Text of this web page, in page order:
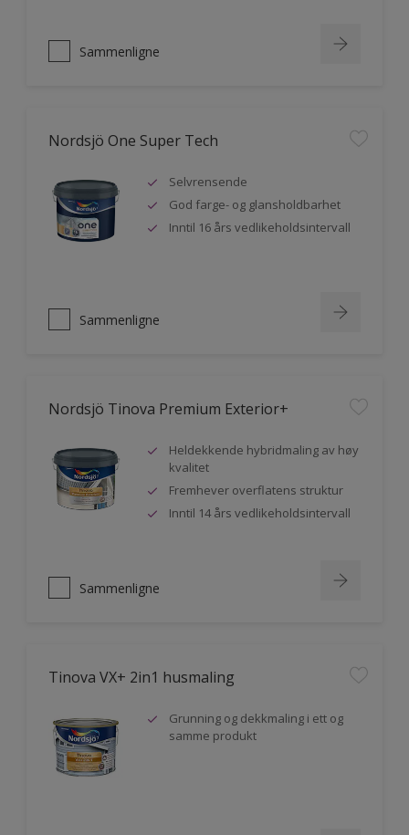
Sammenligne
Nordsjö One Super Tech
Selvrensende
God farge- og glansholdbarhet
Inntil 16 års vedlikeholdsintervall
Sammenligne
Nordsjö Tinova Premium Exterior+
Heldekkende hybridmaling av høy
kvalitet
Fremhever overflatens struktur
Inntil 14 års vedlikeholdsintervall
Sammenligne
Tinova VX+ 2in1 husmaling
Grunning og dekkmaling i ett og
samme produkt